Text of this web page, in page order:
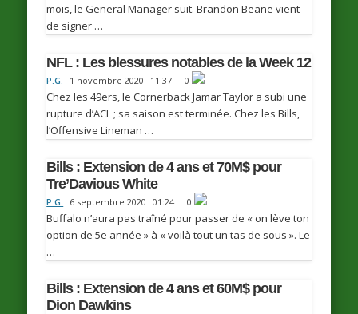
mois, le General Manager suit. Brandon Beane vient
de signer …
NFL : Les blessures notables de la Week 12
P.G. 1 novembre 2020 11:37 0
Chez les 49ers, le Cornerback Jamar Taylor a subi une
rupture d’ACL ; sa saison est terminée. Chez les Bills,
l’Offensive Lineman …
Bills : Extension de 4 ans et 70M$ pour
Tre’Davious White
P.G. 6 septembre 2020 01:24 0
Buffalo n’aura pas traîné pour passer de « on lève ton
option de 5e année » à « voilà tout un tas de sous ». Le
…
Bills : Extension de 4 ans et 60M$ pour
Dion Dawkins